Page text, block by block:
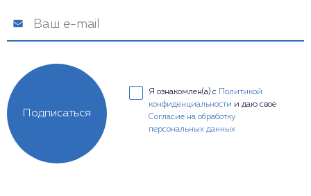
Я ознакомлен(а) с
Политикой
конфиденциальности и даю свое
Согласие на обработку
персональных данных
Подписаться